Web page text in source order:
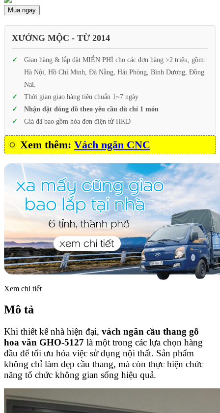
Mua ngay
XƯỞNG MỘC - TỪ 2014
Giao hàng & lắp đặt MIỄN PHÍ cho các đơn hàng >2 triệu, gồm:
Hà Nội, Hồ Chí Minh, Đà Nẵng, Hải Phòng, Bình Dương, Đồng
Nai.
Thời gian giao hàng tiêu chuẩn 1~7 ngày
Nhận đặt đóng đồ theo yêu cầu dù chỉ 1 món
Giá đã bao gồm hóa đơn điện tử HKD
Xem thêm: Vách ngăn CNC
Xem chi tiết
Mô tả
Khi thiết kế nhà hiện đại, vách ngăn cầu thang gỗ
hoa văn GHO-5127 là một trong các lựa chọn hàng
đầu để tối ưu hóa việc sử dụng nội thất. Sản phẩm
không chỉ làm đẹp cầu thang, mà còn thực hiện chức
năng tổ chức không gian sống hiệu quả.